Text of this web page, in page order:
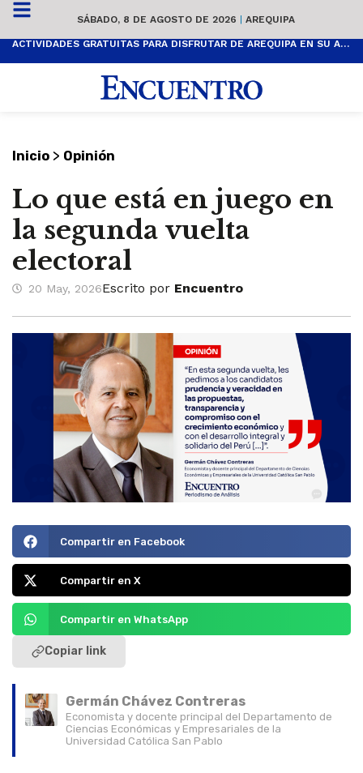
SÁBADO, 8 DE AGOSTO DE 2026 | AREQUIPA
ACTIVIDADES GRATUITAS PARA DISFRUTAR DE AREQUIPA EN SU ANIVERSARIO
Inicio > Opinión
Lo que está en juego en
la segunda vuelta
electoral
20 May, 2026Escrito por Encuentro
Compartir en Facebook
Compartir en X
Compartir en WhatsApp
Copiar link
Germán Chávez Contreras
Economista y docente principal del Departamento de
Ciencias Económicas y Empresariales de la
Universidad Católica San Pablo